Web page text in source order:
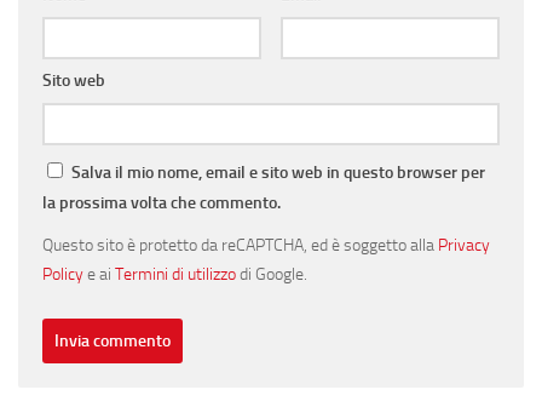
Sito web
Salva il mio nome, email e sito web in questo browser per
la prossima volta che commento.
Questo sito è protetto da reCAPTCHA, ed è soggetto alla Privacy
Policye ai Termini di utilizzodi Google.